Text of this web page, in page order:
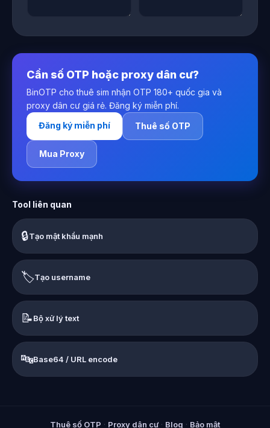
Cần số OTP hoặc proxy dân cư?
BinOTP cho thuê sim nhận OTP 180+ quốc gia và
proxy dân cư giá rẻ. Đăng ký miễn phí.
Đăng ký miễn phí
Thuê số OTP
Mua Proxy
Tool liên quan
🔒Tạo mật khẩu mạnh
🏷️Tạo username
📝Bộ xử lý text
🔤Base64 / URL encode
Thuê số OTP · Proxy dân cư· Blog · Bảo mật